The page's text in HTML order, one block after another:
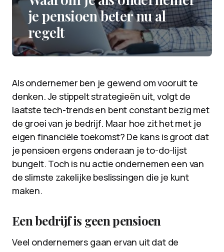
je pensioen beter nu al
regelt
Als ondernemer ben je gewend om vooruit te
denken. Je stippelt strategieën uit, volgt de
laatste tech-trends en bent constant bezig met
de groei van je bedrijf. Maar hoe zit het met je
eigen financiële toekomst? De kans is groot dat
je pensioen ergens onderaan je to-do-lijst
bungelt. Toch is nu actie ondernemen een van
de slimste zakelijke beslissingen die je kunt
maken.
Een bedrijf is geen pensioen
Veel ondernemers gaan ervan uit dat de